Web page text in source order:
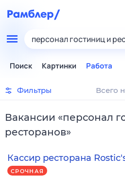
персонал гостиниц и
Поиск Картинки Работа
Фильтры Всего
Вакансии «персонал
ресторанов»
Кассир ресторана
СРОЧНАЯ